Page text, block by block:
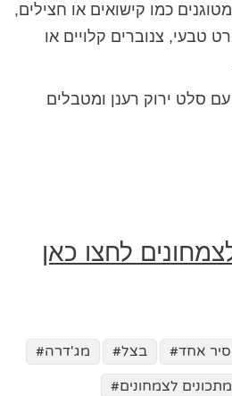
כמו קישואים או חצילים,
טבעי, צנוברים קלויים או
סלט ירוק רענן ומטבלים
לחצו כאן
אחד בצל
מג'דרה
מתכונים לצמחונים